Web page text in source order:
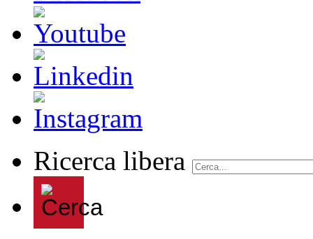
Ricerca libera